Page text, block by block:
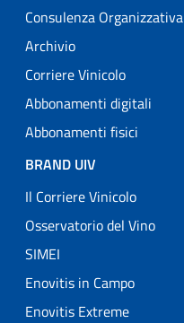
Consulenza Organizzativa
Archivio
Corriere Vinicolo
Abbonamenti digitali
Abbonamenti fisici
BRAND UIV
Il Corriere Vinicolo
Osservatorio del Vino
SIMEI
Enovitis in Campo
Enovitis Extreme